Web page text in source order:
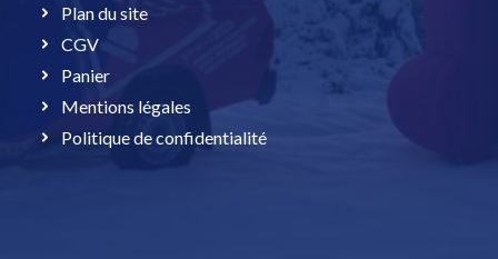
Plan du site
CGV
Panier
Mentions légales
Politique de confidentialité